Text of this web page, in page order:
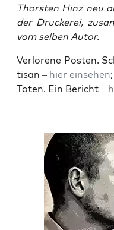
Thors­ten Hinz neu
der Dru­cke­rei,
vom sel­ben Autor.
Ver­lo­re­ne Pos­ten.
ti­san – hier ein­se­hen;
Töten. Ein Bericht –